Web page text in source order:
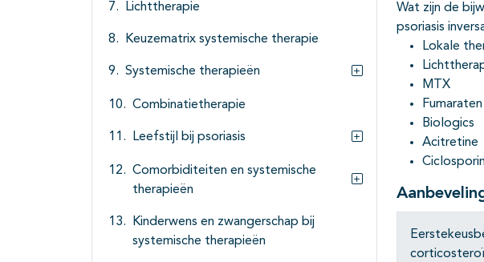
Lichttherapie
Keuzematrix systemische therapie
Systemische therapieën
Subpagina's open-
Combinatietherapie
Leefstijl bij psoriasis
Subpagina's open-
Comorbiditeiten en systemische
therapieën
Subpagina's open-
Kinderwens en zwangerschap bij
systemische therapieën
Wat zijn de
psoriasis
Lokale
MTX
Fumaraten
Biologics
Acitretine